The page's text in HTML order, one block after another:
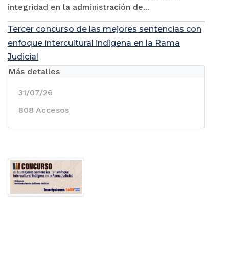
integridad en la administración de...
Tercer concurso de las mejores sentencias con
enfoque intercultural indígena en la Rama
Judicial
Más detalles
31/07/26
808 Accesos